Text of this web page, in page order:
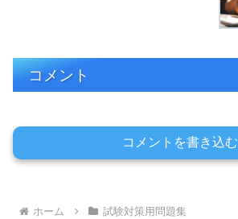
コメント
コメントを書き込む
ホーム 試験対策用問題集